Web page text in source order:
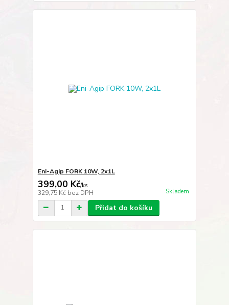
Eni-Agip FORK 10W, 2x1L
399,00 Kč/ks
329,75 Kč bez DPH Skladem
Přidat do košíku